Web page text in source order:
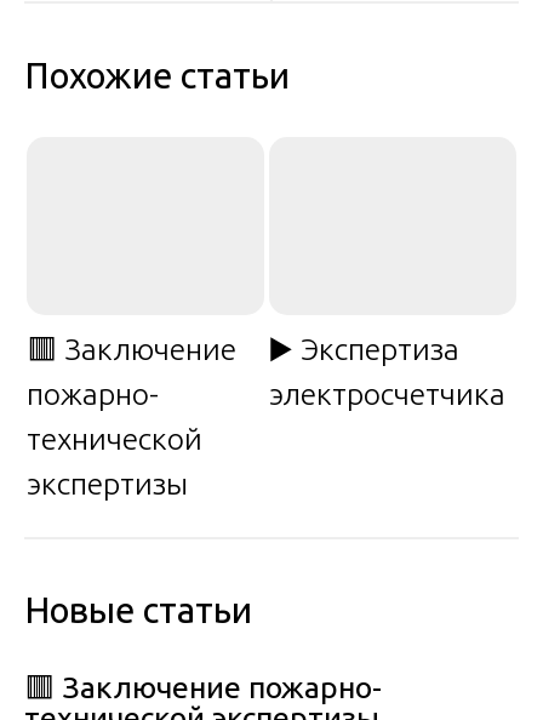
Похожие статьи
🟥 Заключение
пожарно-
технической
экспертизы
▶️ Экспертиза
электросчетчика
Новые статьи
🟥 Заключение пожарно-